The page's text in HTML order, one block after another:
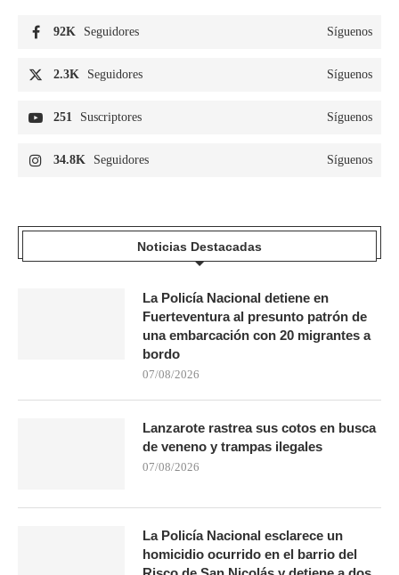
92K Seguidores Síguenos
2.3K Seguidores Síguenos
251 Suscriptores Síguenos
34.8K Seguidores Síguenos
Noticias Destacadas
La Policía Nacional detiene en
Fuerteventura al presunto patrón de
una embarcación con 20 migrantes a
bordo
07/08/2026
Lanzarote rastrea sus cotos en busca
de veneno y trampas ilegales
07/08/2026
La Policía Nacional esclarece un
homicidio ocurrido en el barrio del